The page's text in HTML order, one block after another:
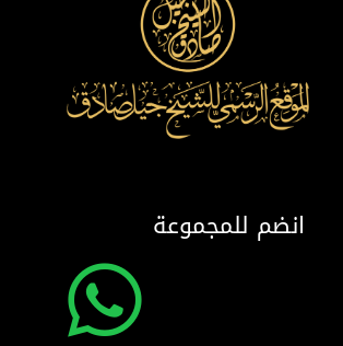
انضم للمجموعة